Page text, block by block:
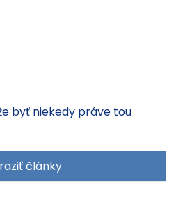
byť niekedy práve tou
články